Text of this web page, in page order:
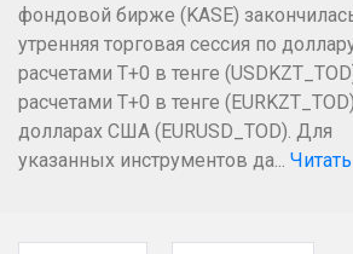
фондовой бирже (KASE)
утренняя торговая сессия по
расчетами Т+0 в тенге
расчетами T+0 в тенге
долларах США (EURUSD_TOD). Для
указанных инструментов да... Читать